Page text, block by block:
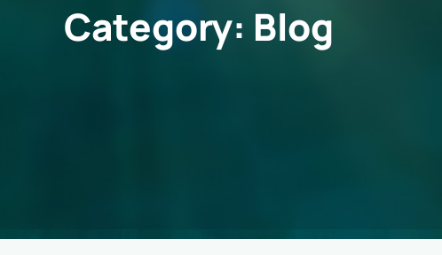
Category: Blog